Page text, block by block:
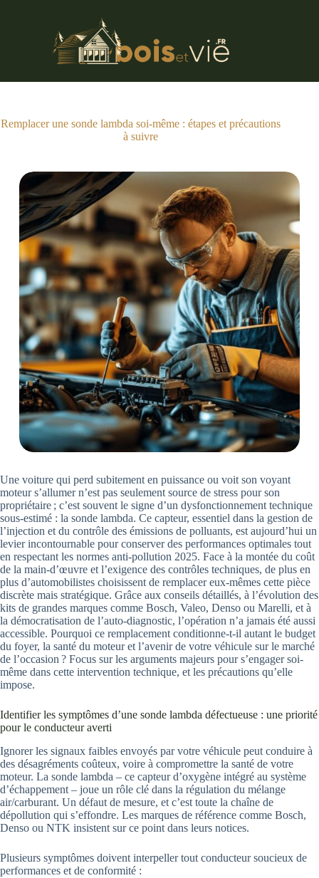
Remplacer une sonde lambda soi-même : étapes et précautions
à suivre
Une voiture qui perd subitement en puissance ou voit son voyant
moteur s’allumer n’est pas seulement source de stress pour son
propriétaire ; c’est souvent le signe d’un dysfonctionnement technique
sous-estimé : la sonde lambda. Ce capteur, essentiel dans la gestion de
l’injection et du contrôle des émissions de polluants, est aujourd’hui un
levier incontournable pour conserver des performances optimales tout
en respectant les normes anti-pollution 2025. Face à la montée du coût
de la main-d’œuvre et l’exigence des contrôles techniques, de plus en
plus d’automobilistes choisissent de remplacer eux-mêmes cette pièce
discrète mais stratégique. Grâce aux conseils détaillés, à l’évolution des
kits de grandes marques comme Bosch, Valeo, Denso ou Marelli, et à
la démocratisation de l’auto-diagnostic, l’opération n’a jamais été aussi
accessible. Pourquoi ce remplacement conditionne-t-il autant le budget
du foyer, la santé du moteur et l’avenir de votre véhicule sur le marché
de l’occasion ? Focus sur les arguments majeurs pour s’engager soi-
même dans cette intervention technique, et les précautions qu’elle
impose.
Identifier les symptômes d’une sonde lambda défectueuse : une priorité
pour le conducteur averti
Ignorer les signaux faibles envoyés par votre véhicule peut conduire à
des désagréments coûteux, voire à compromettre la santé de votre
moteur. La sonde lambda – ce capteur d’oxygène intégré au système
d’échappement – joue un rôle clé dans la régulation du mélange
air/carburant. Un défaut de mesure, et c’est toute la chaîne de
dépollution qui s’effondre. Les marques de référence comme Bosch,
Denso ou NTK insistent sur ce point dans leurs notices.
Plusieurs symptômes doivent interpeller tout conducteur soucieux de
performances et de conformité :